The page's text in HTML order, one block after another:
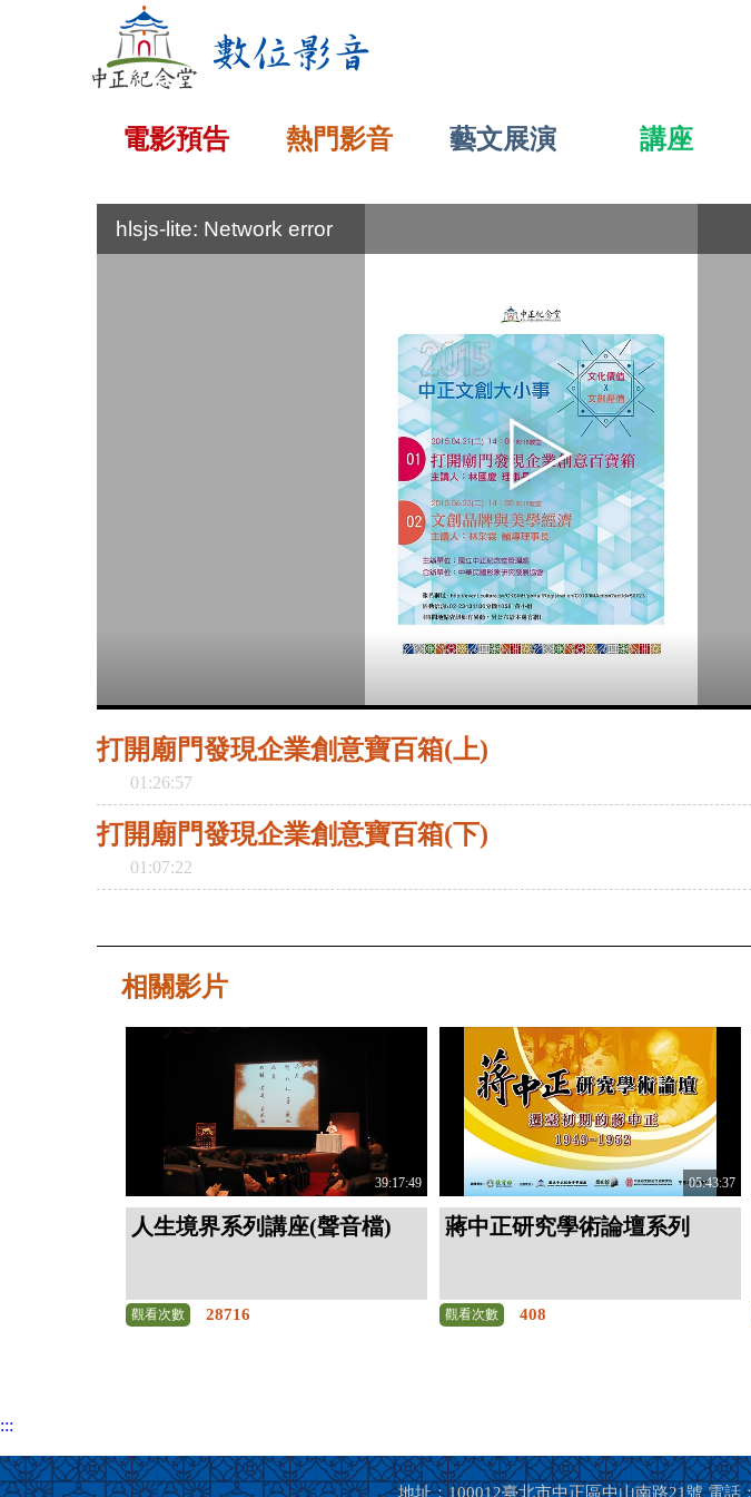
電影預告 熱門影音 藝文展演 講座
hlsjs-lite: Network error
打開廟門發現企業創意寶百箱(上)
01:26:57
打開廟門發現企業創意寶百箱(下)
01:07:22
相關影片
39:17:49
人生境界系列講座(聲音檔)
觀看次數 28716
05:43:37
蔣中正研究學術論壇系列
觀看次數 408
:::
地址：100012臺北市中正區中山南路21號 電話